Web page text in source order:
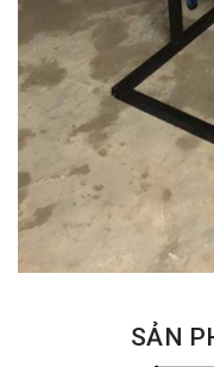
SẢN